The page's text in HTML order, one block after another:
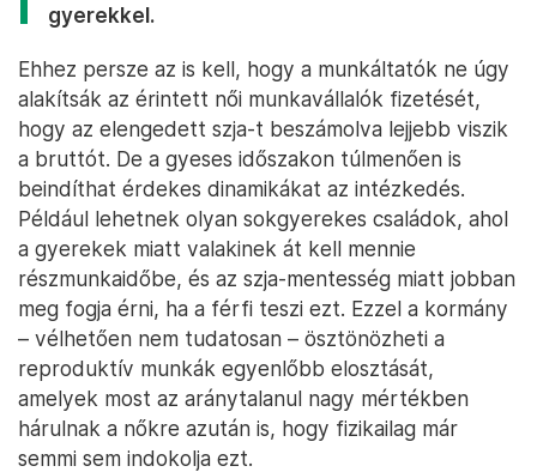
gyerekkel.
Ehhez persze az is kell, hogy a munkáltatók ne úgy
alakítsák az érintett női munkavállalók fizetését,
hogy az elengedett szja-t beszámolva lejjebb viszik
a bruttót. De a gyeses időszakon túlmenően is
beindíthat érdekes dinamikákat az intézkedés.
Például lehetnek olyan sokgyerekes családok, ahol
a gyerekek miatt valakinek át kell mennie
részmunkaidőbe, és az szja-mentesség miatt jobban
meg fogja érni, ha a férfi teszi ezt. Ezzel a kormány
– vélhetően nem tudatosan – ösztönözheti a
reproduktív munkák egyenlőbb elosztását,
amelyek most az aránytalanul nagy mértékben
hárulnak a nőkre azután is, hogy fizikailag már
semmi sem indokolja ezt.